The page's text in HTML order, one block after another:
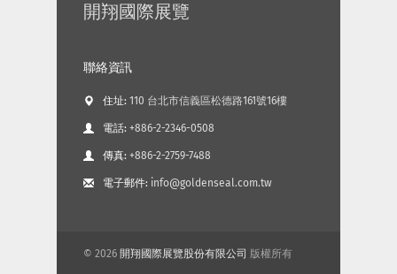
開翔國際展覽
聯絡資訊
住址: 110 台北市信義區松德路161號16樓
電話: +886-2-2346-0508
傳真: +886-2-2759-7488
電子郵件: info@goldenseal.com.tw
© 2026 開翔國際展覽股份有限公司 版權所有